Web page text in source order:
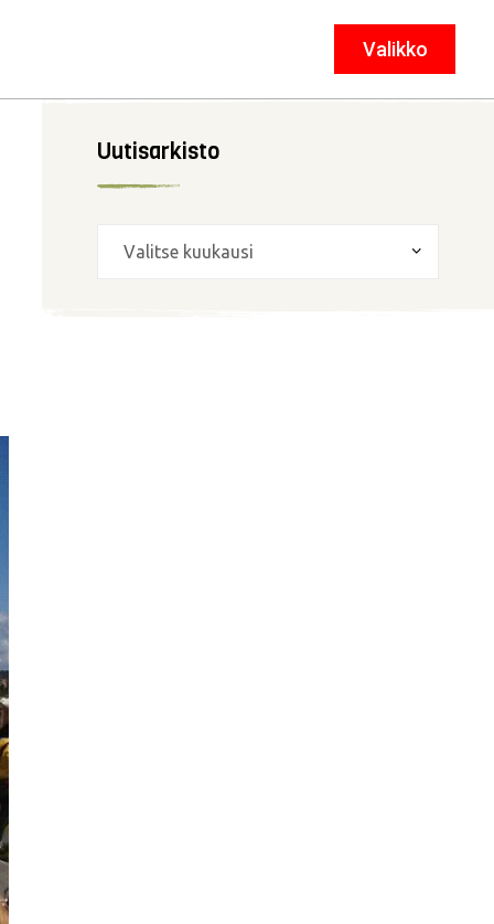
Valikko
Sulje
Uutisarkisto